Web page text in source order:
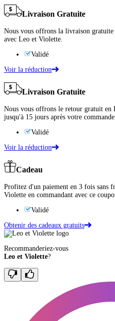
Livraison Gratuite
Nous vous offrons la livraison gratuite
avec Leo et Violette.
Validé
Voir la réduction
Livraison Gratuite
Nous vous offrons le retour gratuit en
jusqu'à 15 jours après votre
Validé
Voir la réduction
Cadeau
Profitez d'un paiement en 3 fois sans
Violette en commandant avec ce
Validé
Obtenir des cadeaux gratuits
Recommanderiez-vous
Leo et Violette?